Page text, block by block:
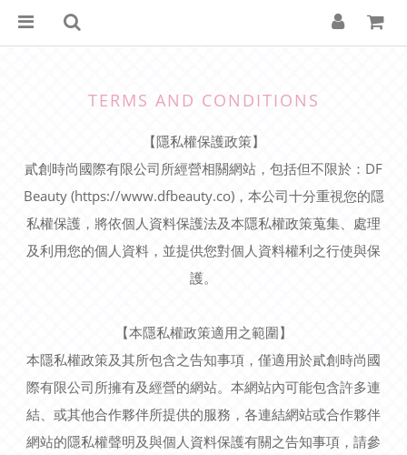
TERMS AND CONDITIONS
【隱私權保護政策】
貳創時尚國際有限公司所經營相關網站，包括但不限於：DF
Beauty (https://www.dfbeauty.co)，本公司十分重視您的隱
私權保護，將依個人資料保護法及本隱私權政策蒐集、處理
及利用您的個人資料，並提供您對個人資料權利之行使與保
護。
【本隱私權政策適用之範圍】
本隱私權政策及其所包含之告知事項，僅適用於貳創時尚國
際有限公司所擁有及經營的網站。本網站內可能包含許多連
結、或其他合作夥伴所提供的服務，各連結網站或合作夥伴
網站的隱私權聲明及與個人資料保護有關之告知事項，請參